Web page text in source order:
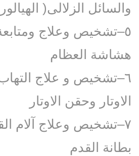
والسائل الزلالى(
٥–تشخيص وعلاج
هشاشة العظام
٦–تشخيص و علاج
الاوتار وحقن الاوتار
٧–تشخيص وعلاج آلام
بطانة القدم